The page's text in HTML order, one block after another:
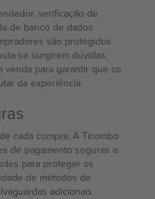
verificação de
de banco de dados
são protegidos
se surgirem dúvidas,
para garantir que os
da experiência.
cada compra. A Ticombo
de pagamento seguras e
para proteger os
de métodos de
adicionais.